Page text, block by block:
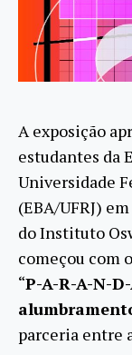
A exposição
estudantes da
Universidade
(EBA/UFRJ)
do Instituto
começou com
“P-A-R-A-N-
parceria entre